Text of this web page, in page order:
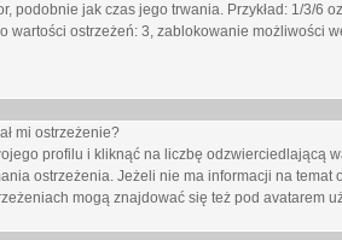
podobnie jak czas jego trwania. Przykład: 1/3/6
wartości ostrzeżeń: 3, zablokowanie możliwości
mi ostrzeżenie?
profilu i kliknąć na liczbę odzwierciedlającą
ostrzeżenia. Jeżeli nie ma informacji na temat
mogą znajdować się też pod avatarem